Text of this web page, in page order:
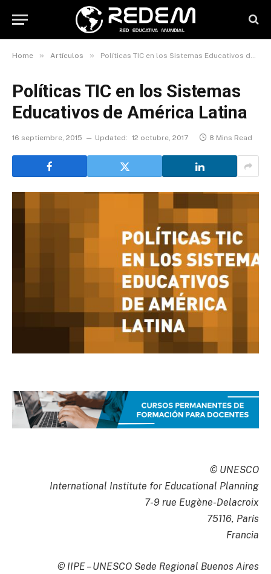
Home » Artículos » Políticas TIC en los Sistemas Educativos de América Latina
Políticas TIC en los Sistemas
Educativos de América Latina
16 septiembre, 2015 Updated: 12 octubre, 2017 8 Mins Read
© UNESCO
International Institute for Educational Planning
7-9 rue Eugène-Delacroix
75116, París
Francia
© IIPE – UNESCO Sede Regional Buenos Aires